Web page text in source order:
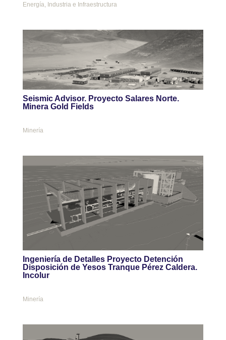
Energía, Industria e Infraestructura
Seismic Advisor. Proyecto Salares Norte.
Minera Gold Fields
Minería
Ingeniería de Detalles Proyecto Detención
Disposición de Yesos Tranque Pérez Caldera.
Incolur
Minería